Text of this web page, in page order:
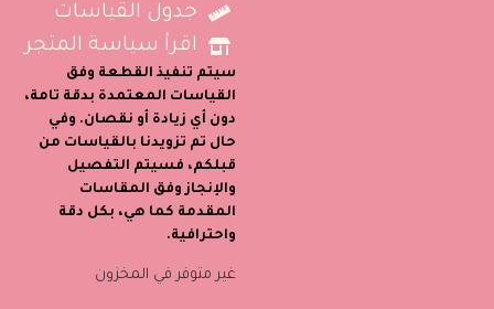
جدول القياسات
اقرأ سياسة المتجر
سيتم تنفيذ القطعة وفق
القياسات المعتمدة بدقة تامة،
دون أي زيادة أو نقصان. وفي
حال تم تزويدنا بالقياسات من
قبلكم، فسيتم التفصيل
والإنجاز وفق المقاسات
المقدمة كما هي، بكل دقة
واحترافية.
غير متوفر في المخزون